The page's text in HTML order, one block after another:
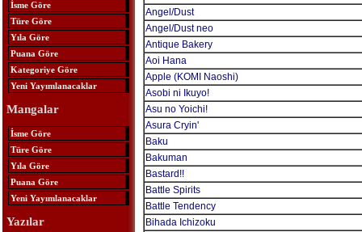
İsme Göre
Türe Göre
Yıla Göre
Puana Göre
Kategoriye Göre
Yeni Yayımlanacaklar
Mangalar
İsme Göre
Türe Göre
Yıla Göre
Puana Göre
Yeni Yayımlanacaklar
Yazılar
Angel/Dust
Angel/Dust neo
Antique Bakery
Aoi Hana
Apple (KOMI Naoshi)
Asobi ni Ikuyo!
Asu no Yoichi!
Asura Cryin'
Baku
Bakuman
Bastard!!
Battle Spirits
Battle Tendency
Bihada Ichizoku